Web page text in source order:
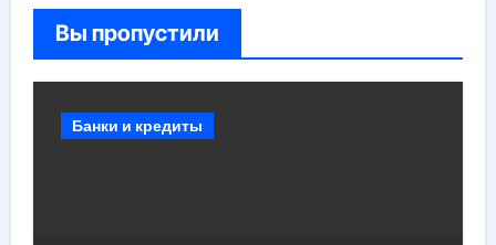
Вы пропустили
Банки и кредиты